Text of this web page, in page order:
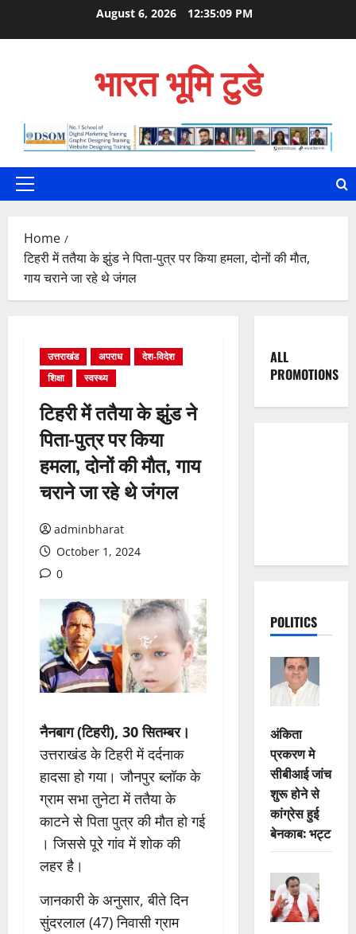
August 6, 2026 12:35:10 PM
भारत भूमि टुडे
Primary
Home
टिहरी में ततैया के झुंड ने पिता-पुत्र पर किया हमला, दोनों की माैत,
गाय चराने जा रहे थे जंगल
उत्तराखंड अपराध
देश-विदेश
शिक्षा
स्वस्थ्य
टिहरी में ततैया के झुंड ने
पिता-पुत्र पर किया
हमला, दोनों की माैत, गाय
चराने जा रहे थे जंगल
adminbharat
October 1, 2024
0
नैनबाग (टिहरी), 30 सितम्बर।
उत्तराखंड के टिहरी में दर्दनाक
हादसा हो गया। जौनपुर ब्लॉक के
ग्राम सभा तुनेटा में ततैया के
काटने से पिता पुत्र की मौत हो गई
। जिससे पूरे गांव में शोक की
लहर है।
जानकारी के अनुसार, बीते दिन
सुंदरलाल (47) निवासी ग्राम
ALL
PROMOTIONS
POLITICS
अंकिता
प्रकरण मे
सीबीआई जांच
शुरू होने से
कांग्रेस हुई
बेनकाब: भट्ट